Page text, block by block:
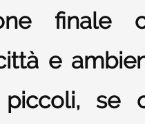
finale
e
se